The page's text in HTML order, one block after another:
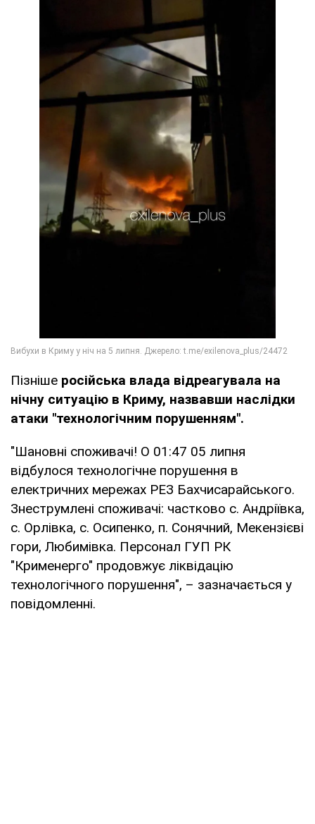
Пізніше російська влада відреагувала на
нічну ситуацію в Криму, назвавши наслідки
атаки "технологічним порушенням".
"Шановні споживачі! О 01:47 05 липня
відбулося технологічне порушення в
електричних мережах РЕЗ Бахчисарайського.
Знеструмлені споживачі: частково с. Андріївка,
с. Орлівка, с. Осипенко, п. Сонячний, Мекензієві
гори, Любимівка. Персонал ГУП РК
"Крименерго" продовжує ліквідацію
технологічного порушення", – зазначається у
повідомленні.